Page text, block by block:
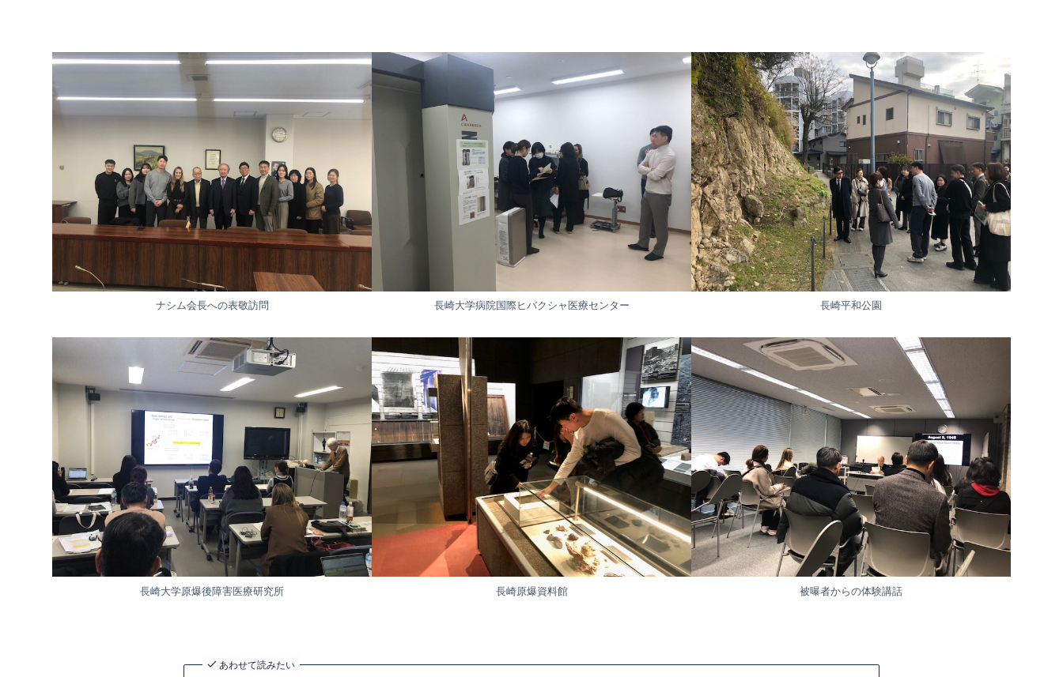
ナシム会長への表敬訪問 長崎大学病院国際ヒバクシャ医療センター 長崎平和公園
長崎大学原爆後障害医療研究所 長崎原爆資料館 被曝者からの体験講話
あわせて読みたい